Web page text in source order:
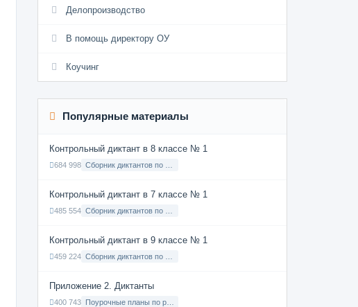
Делопроизводство
В помощь директору ОУ
Коучинг
Популярные материалы
Контрольный диктант в 8 классе № 1
684 998
Контрольный диктант в 7 классе № 1
485 554
Контрольный диктант в 9 классе № 1
459 224
Приложение 2. Диктанты
400 743